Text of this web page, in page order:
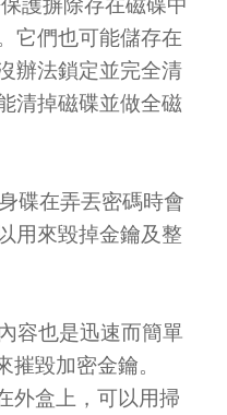
護摒除存在磁碟中
它們也可能儲存在
辦法鎖定並完全清
清掉磁碟並做全磁
碟在弄丟密碼時會
用來毀掉金鑰及整
容也是迅速而簡單
摧毀加密金鑰。
外盒上，可以用掃